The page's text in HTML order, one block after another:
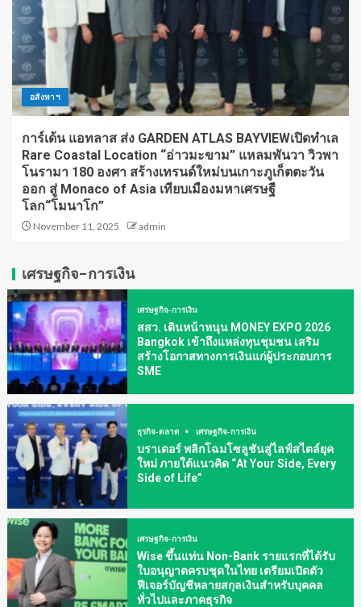
อสังหาฯ
การ์เด้น แอทลาส ส่ง GARDEN ATLAS BAYVIEWเปิดทำเล
Rare Coastal Location “อ่าวมะขาม” แหลมพันวา วิวพา
โนรามา 180 องศา สร้างเทรนด์ใหม่บนเกาะภูเก็ตตะวัน
ออก สู่ Monaco of Asia เทียบเมืองมหาเศรษฐี
โลก“โมนาโก”
November 11, 2025 admin
เศรษฐกิจ-การเงิน
เศรษฐกิจ-การเงิน
สสว. เดินหน้าหนุน MONEY EXPO 2026
Bangkok เข้าถึงแหล่งทุนชุมชน เสริม
สร้างโอกาสทางการเงินแก่ผู้ประกอบการ
SME
ธุรกิจ-ตลาด เศรษฐกิจ-การเงิน
บราเดอร์ พลิกโฉมโซลูชันสู่ไลฟ์สไตล์ยุค
ใหม่ ภายใต้แนวคิด “At Your Side, Every
Side of Life”
เศรษฐกิจ-การเงิน
Wise ขึ้นแท่น Non-Bank รายแรกที่ได้รับ
ใบอนุญาตครบชุดในไทย เตรียมเปิดตัว
ฟีเจอร์บัญชีหลายสกุลเงินสำหรับบุคคล
ทั่วไปและภาคธุรกิจ